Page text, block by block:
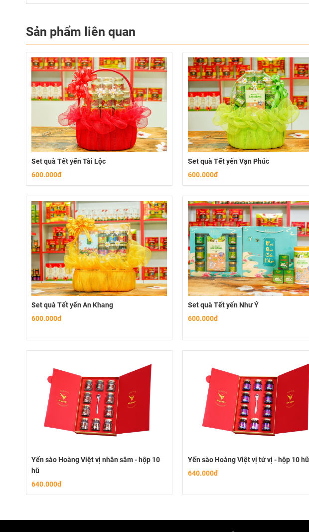
Sản phẩm liên quan
Set quà Tết yến Tài Lộc
600.000đ
Set quà Tết yến Vạn Phúc
600.000đ
Set quà Tết yến An Khang
600.000đ
Set quà Tết yến Như Ý
600.000đ
Yến sào Hoàng Việt vị nhân sâm - hộp 10
hũ
640.000đ
Yến sào Hoàng Việt vị tứ vị - hộp 10 hũ
640.000đ